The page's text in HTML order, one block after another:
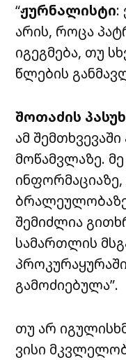
“ჟურნალისტი:
არის, როცა
იგეგმება, თუ
წლების
შოთაძის
ამ
მოწამვლაზე.
ინფორმაციაზე,
შემიძლია
სამართლის
გამოძიებულა”.
თუ არ
ვისი